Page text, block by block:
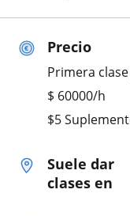
Precio
Primera
$ 60000/h
$5
Suele dar
clases en